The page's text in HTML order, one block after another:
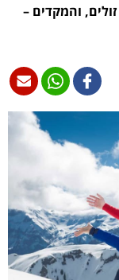
והמקדים –